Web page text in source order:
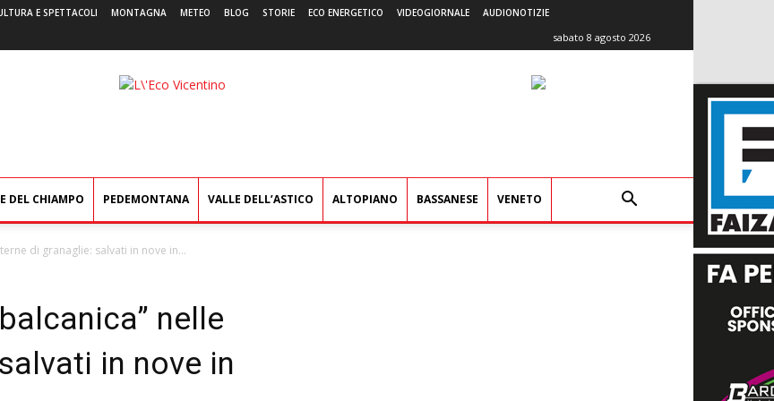
E SPETTACOLI MONTAGNA METEO BLOG STORIE ECO ENERGETICO VIDEOGIORNALE AUDIONOTIZIE
sabato 8 agosto 2026
L'Eco
DEL CHIAMPO PEDEMONTANA VALLE DELL’ASTICO ALTOPIANO BASSANESE VENETO
di granaglie: salvati in nove in...
nelle
in nove in